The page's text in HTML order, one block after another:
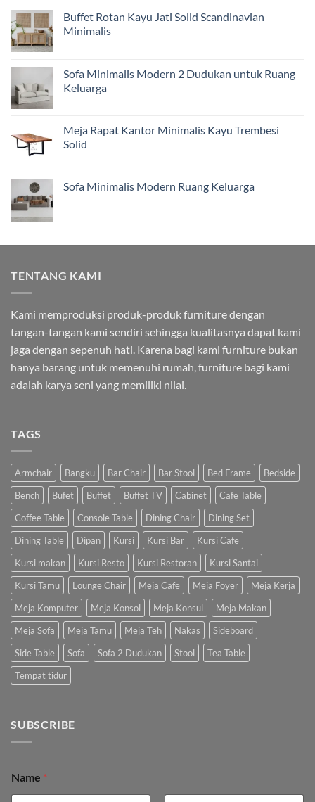
Buffet Rotan Kayu Jati Solid Scandinavian
Minimalis
Sofa Minimalis Modern 2 Dudukan untuk Ruang
Keluarga
Meja Rapat Kantor Minimalis Kayu Trembesi
Solid
Sofa Minimalis Modern Ruang Keluarga
TENTANG KAMI
Kami memproduksi produk-produk furniture dengan
tangan-tangan kami sendiri sehingga kualitasnya dapat kami
jaga dengan sepenuh hati. Karena bagi kami furniture bukan
hanya barang untuk memenuhi rumah, furniture bagi kami
adalah karya seni yang memiliki nilai.
TAGS
Armchair Bangku Bar Chair Bar Stool Bed Frame
Bedside
Bench
Bufet Buffet Buffet TV Cabinet
Cafe Table
Coffee Table
Console Table Dining Chair
Dining Set
Dining Table
Dipan Kursi Kursi Bar
Kursi Cafe
Kursi makan
Kursi Resto Kursi Restoran
Kursi Santai
Kursi Tamu
Lounge Chair Meja Cafe Meja Foyer
Meja Kerja
Meja Komputer
Meja Konsol Meja Konsul
Meja Makan
Meja Sofa
Meja Tamu Meja Teh Nakas
Sideboard
Side Table
Sofa Sofa 2 Dudukan Stool
Tea Table
Tempat tidur
SUBSCRIBE
Name *